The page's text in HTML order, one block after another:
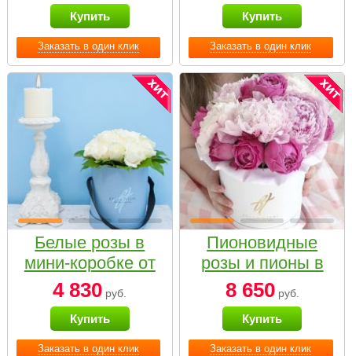
Заказать в один клик
Купить
Заказать в один клик
Купить
Заказать в один клик
Белые розы в
мини-коробке от
Bella Fiori
4 830 руб.
Купить
Заказать в один клик
Пионовидные
розы и пионы в
белой коробке
Small
8 650руб.
Купить